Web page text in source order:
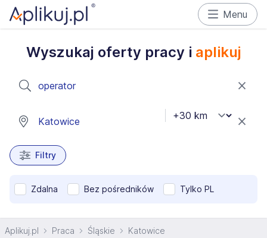
Menu
Wyszukaj oferty pracy i aplikuj
Filtry
Zdalna Bez pośredników Tylko PL
Aplikuj.pl Praca Śląskie Katowice